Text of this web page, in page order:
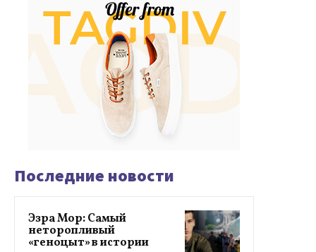
Последние новости
Эзра Мор: Самый
неторопливый
«геноцыт» в истории